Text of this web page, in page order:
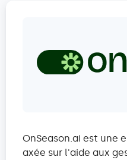
OnSeason.ai est une
axée sur l'aide aux